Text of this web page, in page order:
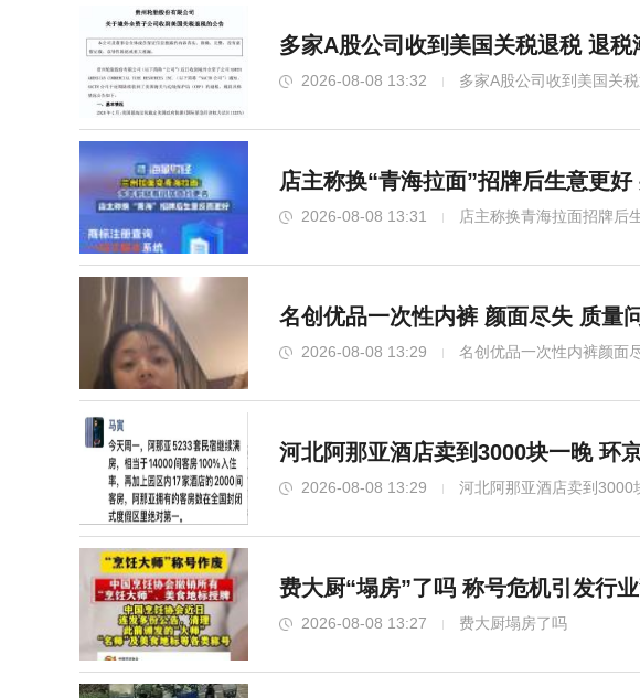
多家A股公司收到美国关税退税 退税
2026-08-08 13:32 多家A股公司收到美国关
店主称换“青海拉面”招牌后生意更
2026-08-08 13:31 店主称换青海拉面招牌后
名创优品一次性内裤 颜面尽失 质量
2026-08-08 13:29 名创优品一次性内裤颜面
河北阿那亚酒店卖到3000块一晚 环
2026-08-08 13:29 河北阿那亚酒店卖到3000
费大厨“塌房”了吗 称号危机引发行
2026-08-08 13:27 费大厨塌房了吗